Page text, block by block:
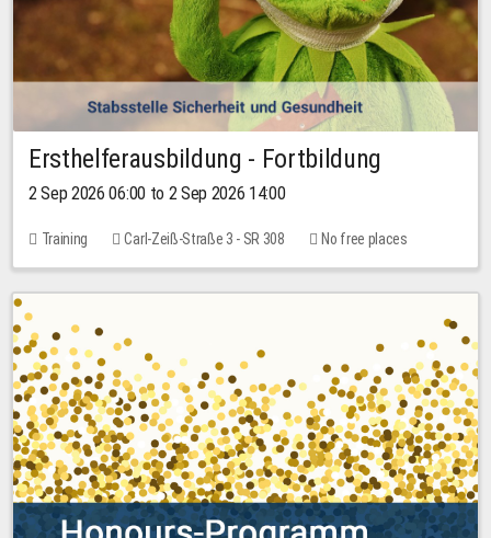
Ersthelferausbildung - Fortbildung
2 Sep 2026 06:00 to 2 Sep 2026 14:00
Training Carl-Zeiß-Straße 3 - SR 308 No free places